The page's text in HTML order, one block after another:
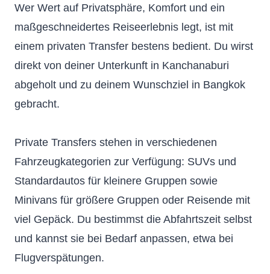
Wer Wert auf Privatsphäre, Komfort und ein
maßgeschneidertes Reiseerlebnis legt, ist mit
einem privaten Transfer bestens bedient. Du wirst
direkt von deiner Unterkunft in Kanchanaburi
abgeholt und zu deinem Wunschziel in Bangkok
gebracht.
Private Transfers stehen in verschiedenen
Fahrzeugkategorien zur Verfügung: SUVs und
Standardautos für kleinere Gruppen sowie
Minivans für größere Gruppen oder Reisende mit
viel Gepäck. Du bestimmst die Abfahrtszeit selbst
und kannst sie bei Bedarf anpassen, etwa bei
Flugverspätungen.